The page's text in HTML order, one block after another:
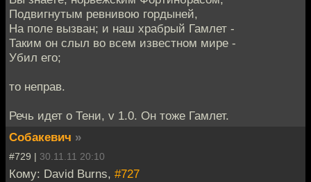
Подвигнутым ревнивою гордыней,
На поле вызван; и наш храбрый Гамлет -
Таким он слыл во всем известном мире -
Убил его;
то неправ.
Речь идет о Тени, v 1.0. Он тоже Гамлет.
Собакевич »
#729 | 30.11.11 20:10
Кому: David Burns, #727